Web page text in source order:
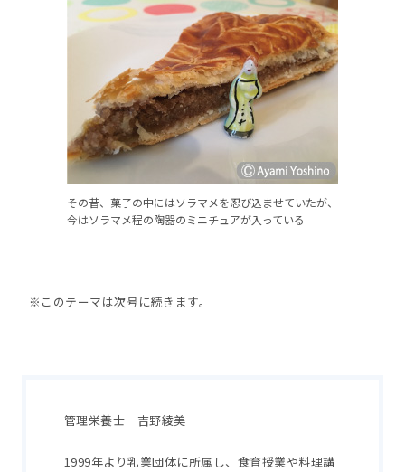
その昔、菓子の中にはソラマメを忍び込ませていたが、
今はソラマメ程の陶器のミニチュアが入っている
※このテーマは次号に続きます。
管理栄養士 吉野綾美
1999年より乳業団体に所属し、食育授業や料理講